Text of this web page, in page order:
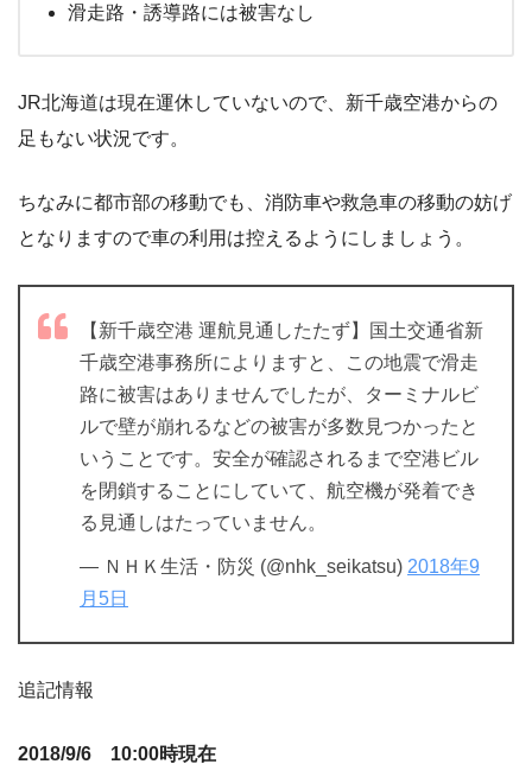
滑走路・誘導路には被害なし
JR北海道は現在運休していないので、新千歳空港からの
足もない状況です。
ちなみに都市部の移動でも、消防車や救急車の移動の妨げ
となりますので車の利用は控えるようにしましょう。
【新千歳空港 運航見通したたず】国土交通省新
千歳空港事務所によりますと、この地震で滑走
路に被害はありませんでしたが、ターミナルビ
ルで壁が崩れるなどの被害が多数見つかったと
いうことです。安全が確認されるまで空港ビル
を閉鎖することにしていて、航空機が発着でき
る見通しはたっていません。
— ＮＨＫ生活・防災 (@nhk_seikatsu) 2018年9
月5日
追記情報
2018/9/6 10:00時現在